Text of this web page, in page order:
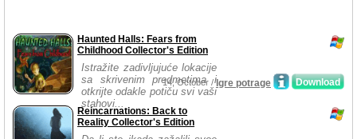
Haunted Halls: Fears from
Childhood Collector's Edition
Istražite zadivljujuće lokacije
sa skrivenim predmetima i
otkrijte odakle potiču svi vaši
stahovi...
Download
14, October / Igre potrage
Reincarnations: Back to
Reality Collector's Edition